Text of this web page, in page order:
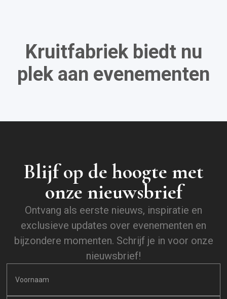
Kruitfabriek biedt nu
plek aan evenementen
Blijf op de hoogte met
onze nieuwsbrief
Ontvang als eerste nieuws, inspiratie en
exclusieve updates over evenementen en
bijzondere momenten. Schrijf je in voor onze
nieuwsbrief!